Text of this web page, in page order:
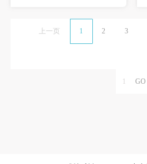
外，他还在《疯癫与文明》
《规训与惩罚》等主要著作
上一页 1 2 3